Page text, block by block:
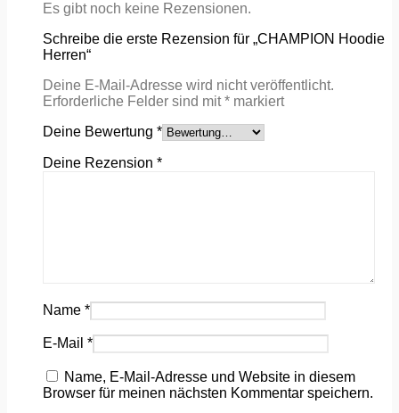
Es gibt noch keine Rezensionen.
Schreibe die erste Rezension für „CHAMPION Hoodie
Herren“
Deine E-Mail-Adresse wird nicht veröffentlicht.
Erforderliche Felder sind mit* markiert
Deine Bewertung *
Deine Rezension *
Name *
E-Mail *
Name, E-Mail-Adresse und Website in diesem
Browser für meinen nächsten Kommentar speichern.